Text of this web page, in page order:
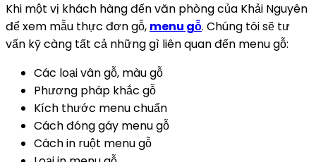
Khi một vị khách hàng đến văn phòng của Khải Nguyên
để xem mẫu thực đơn gỗ, menu gỗ. Chúng tôi sẽ tư
vấn kỹ càng tất cả những gì liên quan đến menu gỗ:
Các loại vân gỗ, màu gỗ
Phương pháp khắc gỗ
Kích thước menu chuẩn
Cách đóng gáy menu gỗ
Cách in ruột menu gỗ